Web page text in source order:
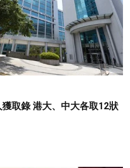
取錄 港大、中大各取12狀